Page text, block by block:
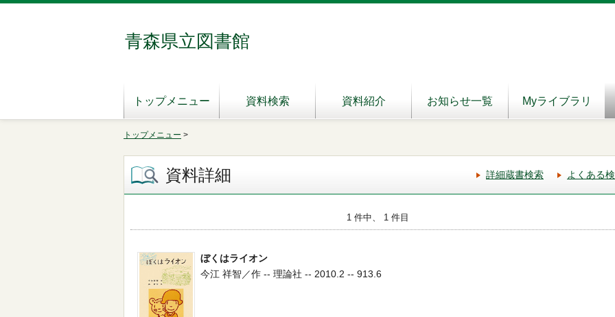
青森県立図書館
トップメニュー 資料検索 資料紹介 お知らせ一覧 Myライブラリ
トップメニュー >
資料詳細 詳細蔵書検索 よくある
1 件中、 1 件目
ぼくはライオン
今江 祥智／作 -- 理論社 -- 2010.2 -- 913.6